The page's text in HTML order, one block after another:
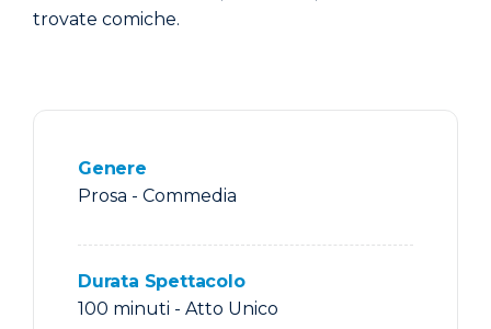
trovate comiche.
Genere
Prosa - Commedia
Durata Spettacolo
100 minuti - Atto Unico